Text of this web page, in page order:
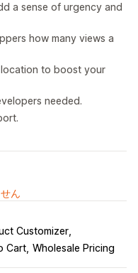
a sense of urgency and
how many views a
location to boost your
needed.
ん
Customizer
Cart Wholesale Pricing